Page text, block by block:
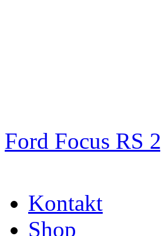
Ford Focus RS
Kontakt
Shop